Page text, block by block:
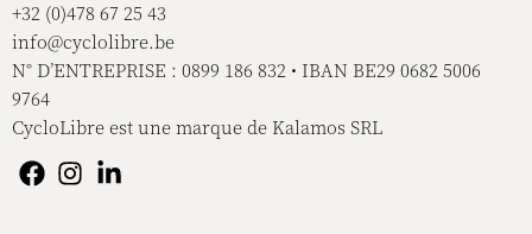
+32 (0)478 67 25 43
info@cyclolibre.be
N° D’ENTREPRISE : 0899 186 832 • IBAN BE29 0682 5006
9764
CycloLibre est une marque de Kalamos SRL